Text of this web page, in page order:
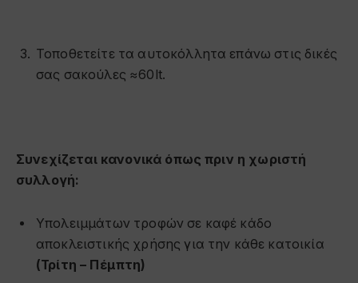
Τοποθετείτε τα αυτοκόλλητα επάνω στις δικές
σας σακούλες ≈60lt.
Συνεχίζεται κανονικά όπως πριν η χωριστή
συλλογή:
Υπολειμμάτων τροφών σε καφέ κάδο
αποκλειστικής χρήσης για την κάθε κατοικία
(Τρίτη – Πέμπτη)